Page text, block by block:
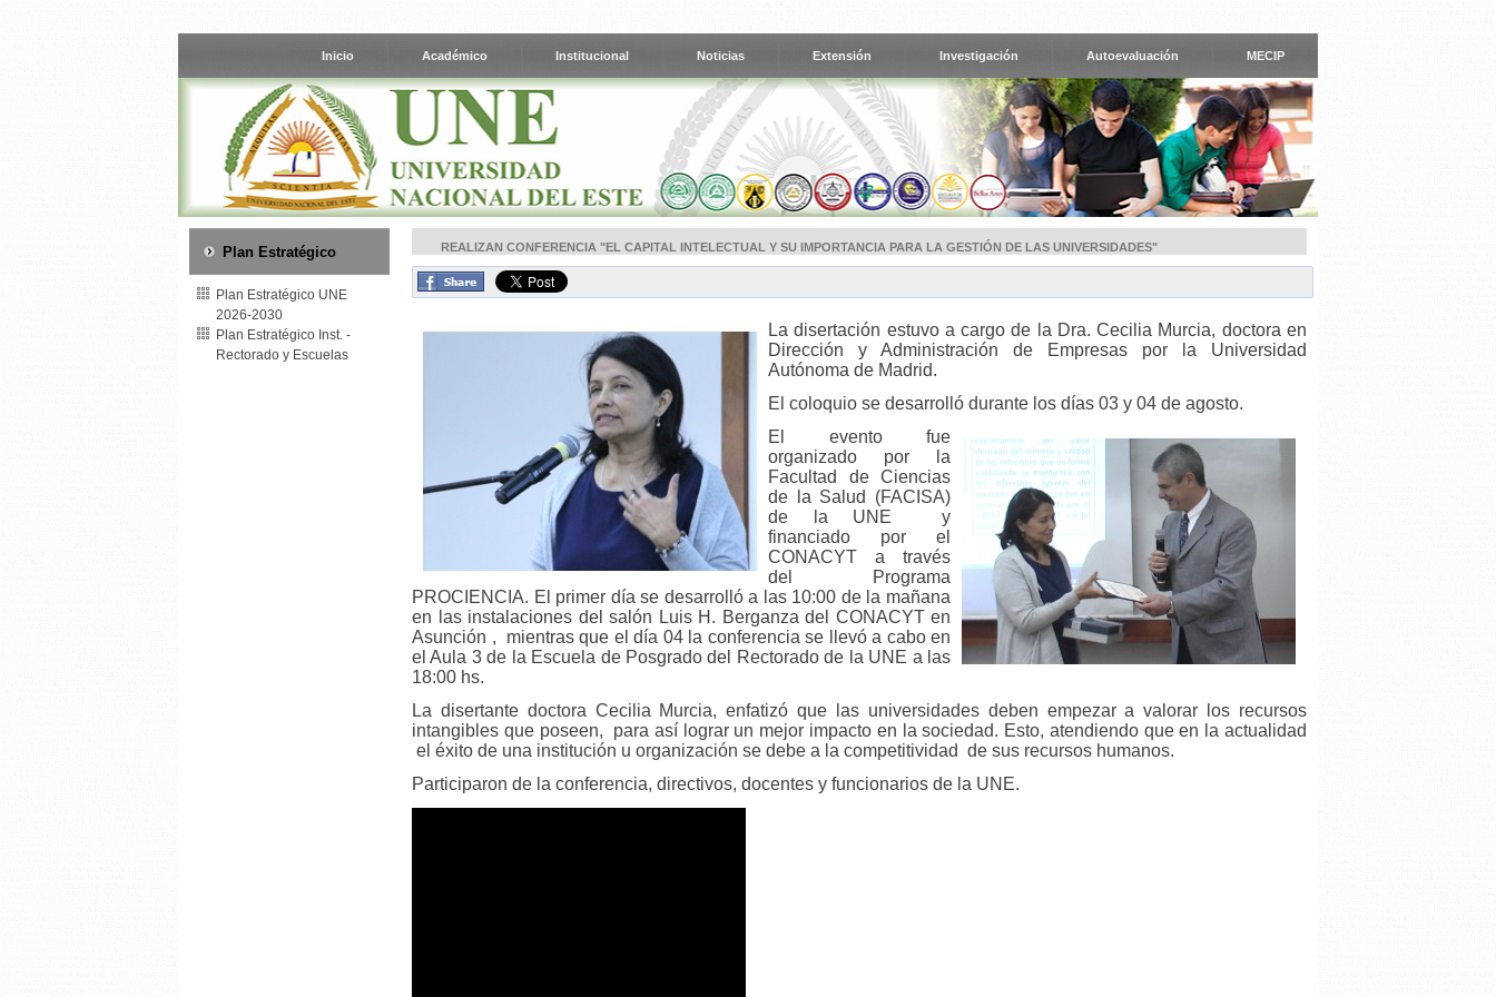
Inicio Académico Institucional Noticias Extensión Investigación Autoevaluación MECIP
Plan Estratégico
Plan Estratégico UNE
2026-2030
Plan Estratégico Inst. -
Rectorado y Escuelas
REALIZAN CONFERENCIA "EL CAPITAL INTELECTUAL Y SU IMPORTANCIA PARA LA GESTIÓN DE LAS UNIVERSIDADES"
La disertación estuvo a cargo de la Dra. Cecilia Murcia, doctora en
Dirección y Administración de Empresas por la Universidad
Autónoma de Madrid.
El coloquio se desarrolló durante los días 03 y 04 de agosto.
El evento fue
organizado por la
Facultad de Ciencias
de la Salud (FACISA)
de la UNE y
financiado por el
CONACYT a través
del Programa
PROCIENCIA. El primer día se desarrolló a las 10:00 de la mañana
en las instalaciones del salón Luis H. Berganza del CONACYT en
Asunción , mientras que el día 04 la conferencia se llevó a cabo en
el Aula 3 de la Escuela de Posgrado del Rectorado de la UNE a las
18:00 hs.
La disertante doctora Cecilia Murcia, enfatizó que las universidades deben empezar a valorar los recursos
intangibles que poseen, para así lograr un mejor impacto en la sociedad. Esto, atendiendo que en la actualidad
el éxito de una institución u organización se debe a la competitividad de sus recursos humanos.
Participaron de la conferencia, directivos, docentes y funcionarios de la UNE.